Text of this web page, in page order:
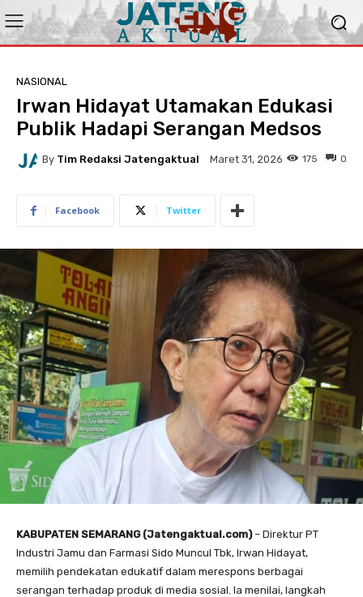
NASIONAL
Irwan Hidayat Utamakan Edukasi
Publik Hadapi Serangan Medsos
By Tim Redaksi Jatengaktual Maret 31, 2026 0
175
Facebook Twitter
KABUPATEN SEMARANG (Jatengaktual.com)– Direktur PT
Industri Jamu dan Farmasi Sido Muncul Tbk, Irwan Hidayat,
memilih pendekatan edukatif dalam merespons berbagai
serangan terhadap produk di media sosial. Ia menilai, langkah